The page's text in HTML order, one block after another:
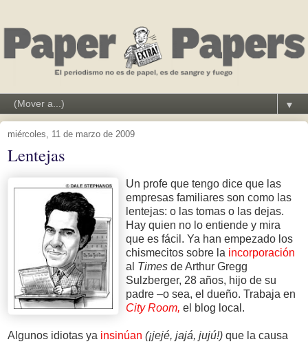
▼
miércoles, 11 de marzo de 2009
Lentejas
Un profe que tengo dice que las
empresas familiares son como las
lentejas: o las tomas o las dejas.
Hay quien no lo entiende y mira
que es fácil. Ya han empezado los
chismecitos sobre la incorporación
al Times de Arthur Gregg
Sulzberger, 28 años, hijo de su
padre –o sea, el dueño. Trabaja en
City Room, el blog local.
Algunos idiotas ya insinúan (¡jejé, jajá, jujú!) que la causa